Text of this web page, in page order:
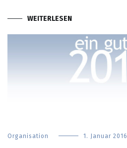
WEITERLESEN
Organisation 1. Januar 2016